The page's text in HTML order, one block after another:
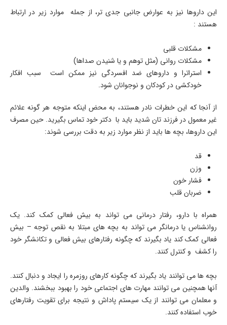
این داروها نیز به عوارض جانبی جدی تر، از جمله موارد زیر در ارتباط
هستند :
مشکلات قلبی
مشکلات روانی (مثل توهم و یا شنیدن صداها)
استراترا و داروهای ضد افسردگی نیز ممکن است سبب افکار
خودکشی در کودکان و نوجوانان شود.
از آنجا که این خطرات نادر هستند، به محض اینکه متوجه هر گونه علائم
غیر معمول در فرزند تان شدید باید با دکتر خود تماس بگیرید. حین مصرف
این داروها، بچه ها باید از نظر موارد زیر به دقت بررسی شوند:
قد
وزن
فشار خون
ضربان قلب
همراه با دارو، رفتار درمانی می تواند به بیش فعالی کمک کند. یک
روانشناس یا درمانگر می تواند به بچه های مبتلا به نقص توجه – بیش
فعالی کمک کند یاد بگیرند که چگونه رفتارهای بیش فعالی و تکانشگر خود
را کشف و کنترل کنند.
بچه ها می توانند یاد بگیرند که چگونه کارهای روزمره را ایجاد و دنبال کنند.
آنها همچنین می توانند مهارت های اجتماعی خود را بهبود ببخشند. والدین
و معلمان می توانند از یک سیستم پاداش و نتیجه برای تقویت رفتارهای
خوب استفاده کنند.